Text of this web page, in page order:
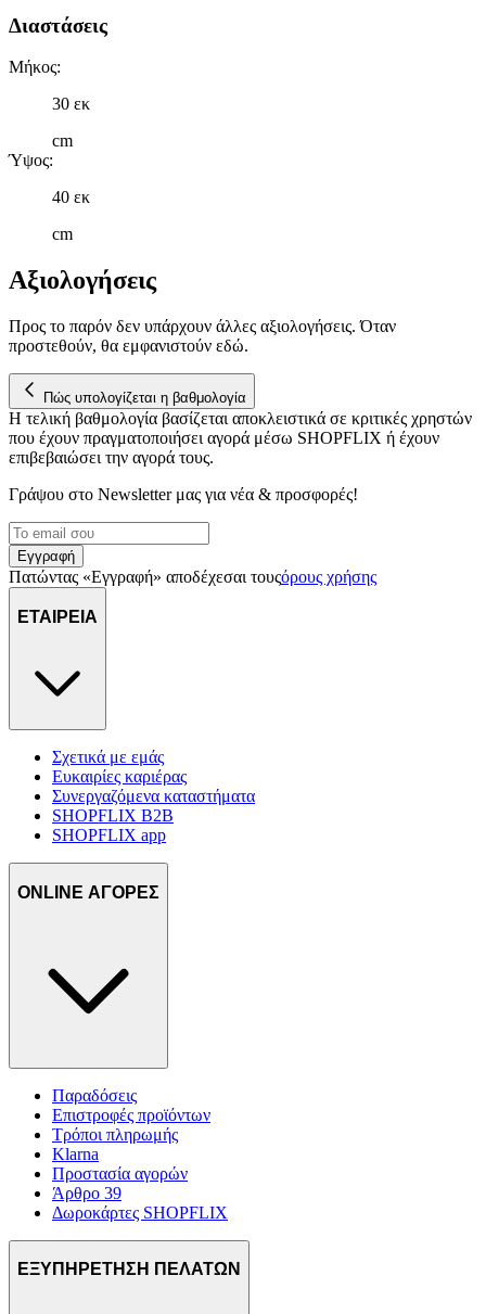
πληροφορίες σχετικά με την από μέρους σας χρήση της
δικτύωσης, διαφημίσεων και ανάλυσης.
Διαστάσεις
Μήκος:
30 εκ
cm
Ύψος:
40 εκ
cm
Αξιολογήσεις
Προς το παρόν δεν υπάρχουν άλλες αξιολογήσεις. Όταν
προστεθούν, θα εμφανιστούν εδώ.
Πώς υπολογίζεται η βαθμολογία
Η τελική βαθμολογία βασίζεται αποκλειστικά σε κριτικές χρηστών
που έχουν πραγματοποιήσει αγορά μέσω SHOPFLIX ή έχουν
επιβεβαιώσει την αγορά τους.
Γράψου στο Νewsletter μας για νέα & προσφορές!
Εγγραφή
Πατώντας «Εγγραφή» αποδέχεσαι τουςόρους χρήσης
ΕΤΑΙΡΕΙΑ
Σχετικά με εμάς
Ευκαιρίες καριέρας
Συνεργαζόμενα καταστήματα
SHOPFLIX B2B
SHOPFLIX app
ONLINE ΑΓΟΡΕΣ
Παραδόσεις
Επιστροφές προϊόντων
Τρόποι πληρωμής
Klarna
Προστασία αγορών
Άρθρο 39
Δωροκάρτες SHOPFLIX
ΕΞΥΠΗΡΕΤΗΣΗ ΠΕΛΑΤΩΝ